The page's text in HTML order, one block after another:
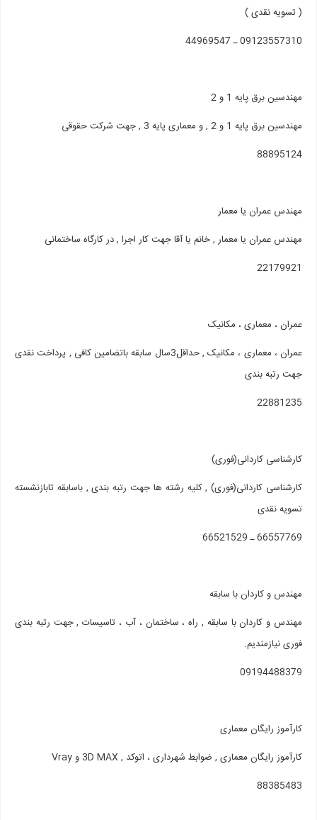
( تسویه نقدی )
09123557310 ـ 44969547
مهندسین برق پایه 1 و 2
مهندسین برق پایه 1 و 2 , و معماری پایه 3 , جهت شرکت حقوقی
88895124
مهندس عمران یا معمار
مهندس عمران یا معمار , خانم یا آقا جهت کار اجرا , در کارگاه ساختمانی
22179921
عمران ، معماری ، مکانیک
عمران ، معماری ، مکانیک , حداقل3سال سابقه باتضامین کافی , پرداخت نقدی
جهت رتبه بندی
22881235
کارشناسی کاردانی(فوری)
کارشناسی کاردانی(فوری) , کلیه رشته ها جهت رتبه بندی , باسابقه تابازنشسته
تسویه نقدی
66557769 ـ 66521529
مهندس و کاردان با سابقه
مهندس و کاردان با سابقه , راه ، ساختمان ، آب ، تاسیسات , جهت رتبه بندی
فوری نیازمندیم.
09194488379
کارآموز رایگان معماری
کارآموز رایگان معماری , ضوابط شهرداری ، اتوکد , 3D MAX و Vray
88385483